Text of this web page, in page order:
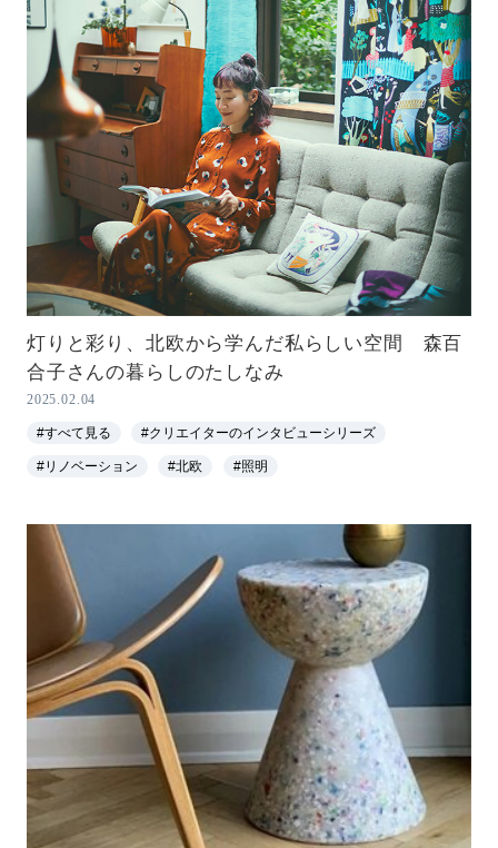
灯りと彩り、北欧から学んだ私らしい空間 森百
合子さんの暮らしのたしなみ
2025.02.04
#すべて見る #クリエイターのインタビューシリーズ
#リノベーション #北欧 #照明